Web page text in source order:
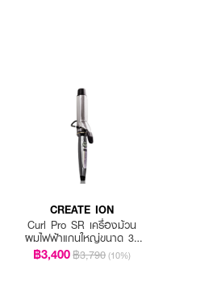
CREATE ION
Curl Pro SR เครื่องม้วน
ผมไฟฟ้าแกนใหญ่ขนาด 38
มม.
฿3,400฿3,790 (10%)